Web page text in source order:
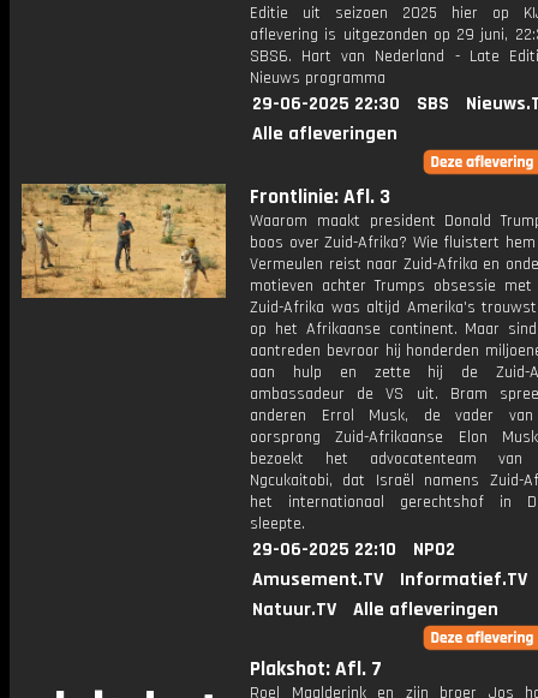
Editie uit seizoen 2025 hier op
aflevering is uitgezonden op 29 juni,
SBS6. Hart van Nederland - Late
Nieuws programma
29-06-2025 22:30 SBS
Alle afleveringen
Frontlinie: Afl. 3
Waarom maakt president Donald
boos over Zuid-Afrika? Wie fluistert
Vermeulen reist naar Zuid-Afrika en
motieven achter Trumps obsessie
Zuid-Afrika was altijd Amerika's
op het Afrikaanse continent. Maar
aantreden bevroor hij honderden
aan hulp en zette hij de Zuid-
ambassadeur de VS uit. Bram
anderen Errol Musk, de vader
oorsprong Zuid-Afrikaanse Elon
bezoekt het advocatenteam van
Ngcukaitobi, dat Israël namens Zuid-
het internationaal gerechtshof in
sleepte.
29-06-2025 22:10
NPO2
Amusement.TV
Informatief.TV
Natuur.TV
Alle afleveringen
Plakshot: Afl. 7
Roel Maalderink en zijn broer Jos